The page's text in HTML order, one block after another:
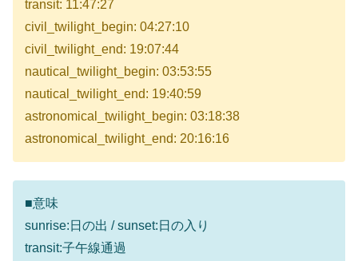
transit: 11:47:27
civil_twilight_begin: 04:27:10
civil_twilight_end: 19:07:44
nautical_twilight_begin: 03:53:55
nautical_twilight_end: 19:40:59
astronomical_twilight_begin: 03:18:38
astronomical_twilight_end: 20:16:16
■意味
sunrise:日の出 / sunset:日の入り
transit:子午線通過